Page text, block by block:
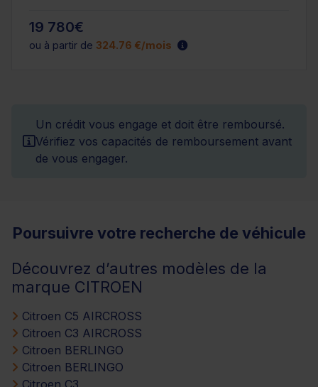
19 780€
ou à partir de 324.76 €/mois
Un crédit vous engage et doit être remboursé.
Vérifiez vos capacités de remboursement avant
de vous engager.
Poursuivre votre recherche de véhicule
Découvrez d’autres modèles de la
marque CITROEN
Citroen C5 AIRCROSS
Citroen C3 AIRCROSS
Citroen BERLINGO
Citroen BERLINGO